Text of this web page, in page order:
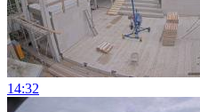
14:32